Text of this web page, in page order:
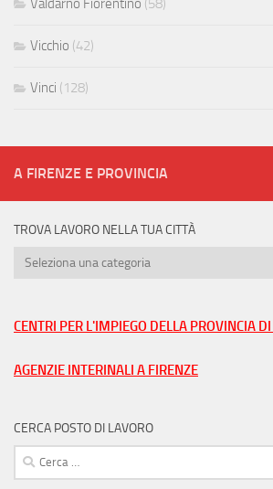
Valdarno Fiorentino (58)
Vicchio (42)
Vinci (128)
A FIRENZE E PROVINCIA
TROVA LAVORO NELLA TUA CITTÀ
Trova
tua
CENTRI PER L'IMPIEGO DELLA PROVINCIA
AGENZIE INTERINALI A FIRENZE
CERCA POSTO DI LAVORO
Ricerca
per: